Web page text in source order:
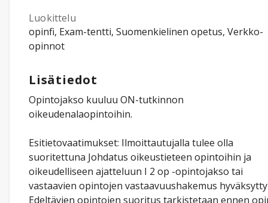
Luokittelu
opinfi, Exam-tentti, Suomenkielinen opetus, Verkko-
opinnot
Lisätiedot
Opintojakso kuuluu ON-tutkinnon
oikeudenalaopintoihin.
Esitietovaatimukset: Ilmoittautujalla tulee olla
suoritettuna Johdatus oikeustieteen opintoihin ja
oikeudelliseen ajatteluun I 2 op -opintojakso tai
vastaavien opintojen vastaavuushakemus
Edeltävien opintojen suoritus tarkistetaan ennen